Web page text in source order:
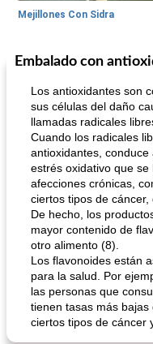
Mejillones Con Sidra
80
Sopas, Guisos Y Chili
Embalado con
Los antioxidantes son
sus células del daño
llamadas radicales
Cuando los radicales
antioxidantes,
estrés oxidativo que
afecciones crónicas,
ciertos tipos de cáncer,
De hecho, los
mayor contenido de
otro alimento (8).
Los flavonoides están
para la salud. Por
las personas que
tienen tasas más bajas
ciertos tipos de cáncer